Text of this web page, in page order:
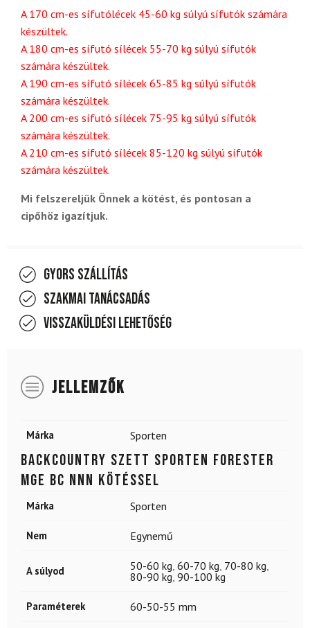
A 170 cm-es sífutólécek 45-60 kg súlyú sífutók számára
készültek.
A 180 cm-es sífutó sílécek 55-70 kg súlyú sífutók
számára készültek.
A 190 cm-es sífutó sílécek 65-85 kg súlyú sífutók
számára készültek.
A 200 cm-es sífutó sílécek 75-95 kg súlyú sífutók
számára készültek.
A 210 cm-es sífutó sílécek 85-120 kg súlyú sífutók
számára készültek.
Mi felszereljük Önnek a kötést, és pontosan a
cipőhöz igazítjuk.
Gyors szállítás
Szakmai tanácsadás
Visszaküldési lehetőség
JELLEMZŐK
Márka Sporten
Backcountry szett SPORTEN Forester
MgE BC NNN kötéssel
Márka Sporten
Nem Egynemű
A súlyod 50-60 kg 60-70 kg 70-80 kg
80-90 kg 90-100 kg
Paraméterek 60-50-55 mm